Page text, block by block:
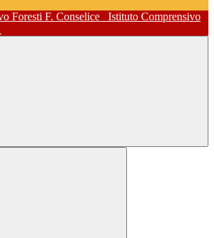
Istituto Comprensivo